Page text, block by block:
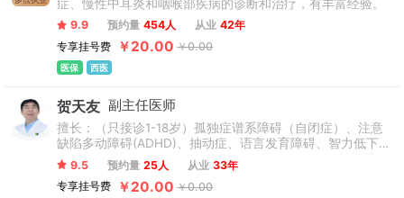
疗需求。症、慢性中耳炎和咽喉部疾病的诊断和治疗，有丰富经验。
9.9 预约量 454人 从业 42年
专享挂号费
￥20.00 ￥0.00
医保 西医
贺天友 副主任医师
擅长：（只接诊1-18岁）孤独症谱系障碍（自闭症）、注意
缺陷多动障碍(ADHD)、抽动症、语言发育障碍、智力低下、
脑瘫、矮小症、遗尿症、肥胖症、癫痫等儿童发育行为疾病
以及复杂疑难疾病，并在治疗过程中辅以日常训练及心理疏
导，深得患儿家长好评。
9.5 预约量 25人 从业 33年
专享挂号费
￥20.00 ￥0.00